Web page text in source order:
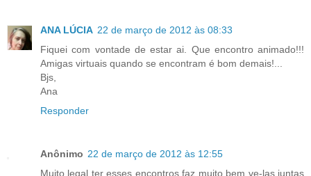
ANA LÚCIA 22 de março de 2012 às 08:33
Fiquei com vontade de estar ai. Que encontro animado!!!
Amigas virtuais quando se encontram é bom demais!...
Bjs,
Ana
Responder
Anônimo 22 de março de 2012 às 12:55
Muito legal ter esses encontros faz muito bem ve-las juntas